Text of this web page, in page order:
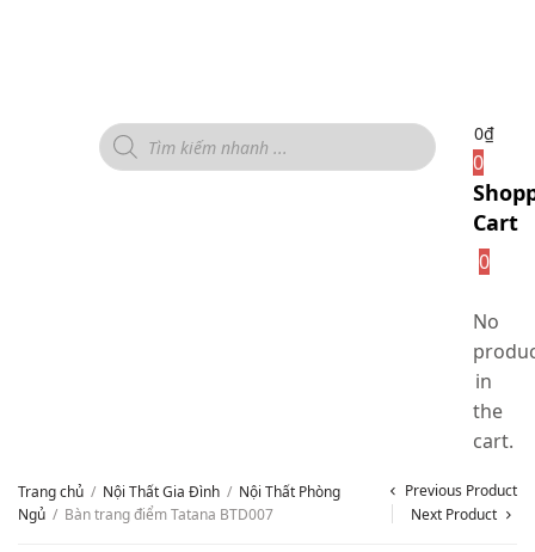
0₫
0
Cart
0
No
in
the
cart.
Trang chủ / Nội Thất Gia Đình / Nội Thất Phòng
Ngủ / Bàn trang điểm Tatana BTD007
Previous Product
Next Product